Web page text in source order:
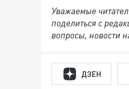
Уважаемые
поделиться с
вопросы, новости
ДЗЕН